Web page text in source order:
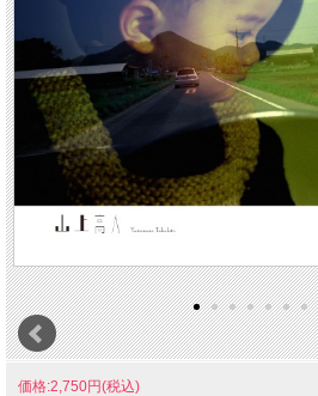
価格:2,750円(税込)